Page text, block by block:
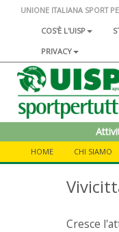
UNIONE ITALIANA SPORT
COS'È L'UISP
PRIVACY
HOME CHI SIAMO
Cresce